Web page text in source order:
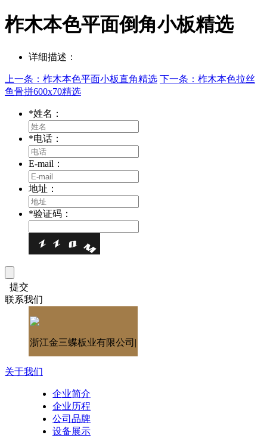
柞木本色平面倒角小板精选
详细描述：
上一条：柞木本色平面小板直角精选 下一条：柞木本色拉丝
鱼骨拼600x70精选
*姓名：
*电话：
E-mail：
地址：
*验证码：
提交
联系我们
浙江金三蝶板业有限公司|
关于我们
企业简介
企业历程
公司品牌
设备展示